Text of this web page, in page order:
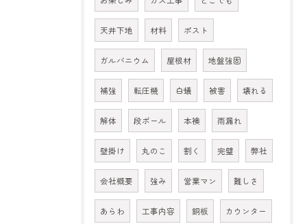
天井下地 材料 ポスト
ガルバニウム 屋根材 地盤強固
補強 転圧機 白蟻 被害 壊れる
解体 段ボール 本襖 雨漏れ
壁掛け 丸のこ 割く 完璧 弊社
会社概要 強み 営業マン 難しさ
あらわ 工事内容 銅板 カウンター